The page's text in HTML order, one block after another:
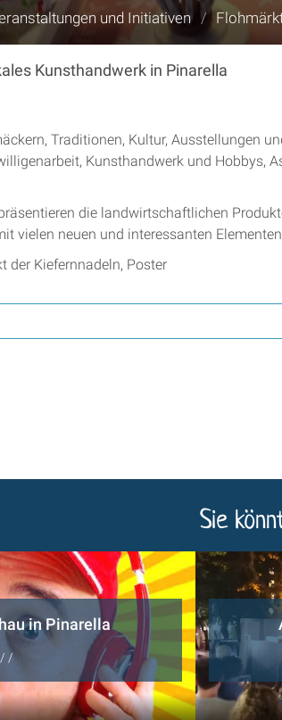
und Initiativen /
Kunsthandwerk in Pinarella
Traditionen, Kultur, Ausstellungen
Kunsthandwerk und Hobbys,
die landwirtschaftlichen
vielen neuen und interessanten Elementen.
Sie
in Pinarella
/ /